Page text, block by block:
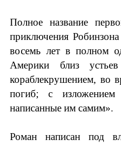
Полное название
приключения
восемь лет в полном
Америки близ
кораблекрушением, во
погиб; с изложением
написанные им самим».
Роман написан под